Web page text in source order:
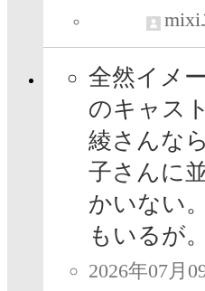
mixi
全然イメ
のキャス
綾さんな
子さんに
かいない
もいるが。
2026年07月